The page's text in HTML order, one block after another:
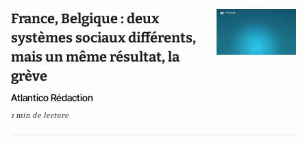
France, Belgique : deux
systèmes sociaux différents,
mais un même résultat, la
grève
Atlantico Rédaction
1 min de lecture